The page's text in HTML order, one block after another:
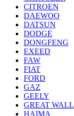
CITROEN
DAEWOO
DATSUN
DODGE
DONGFENG
EXEED
FAW
FIAT
FORD
GAZ
GEELY
GREAT WALL
HAIMA